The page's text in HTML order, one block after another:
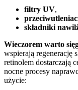
filtry UV,
składniki
Wieczorem warto
wspierają regenerację
retinolem dostarczają
nocne procesy
użycie: